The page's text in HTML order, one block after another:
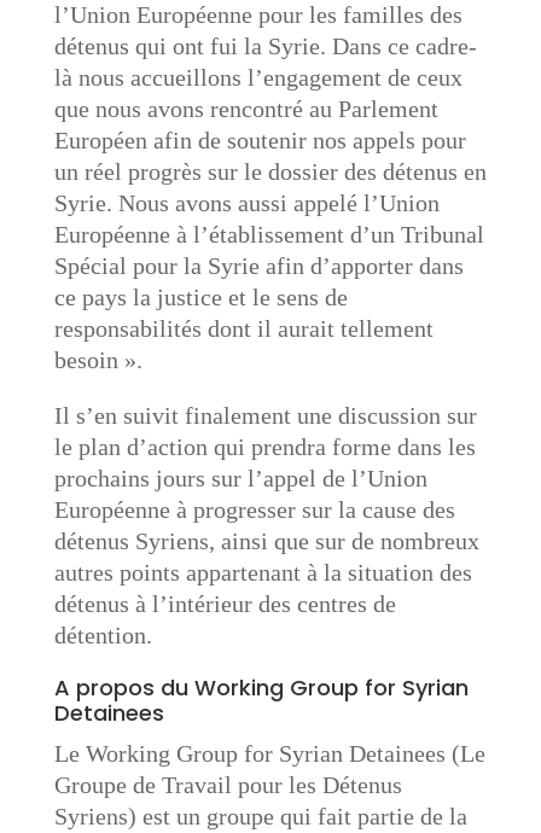
l’Union Européenne pour les familles des
détenus qui ont fui la Syrie. Dans ce cadre-
là nous accueillons l’engagement de ceux
que nous avons rencontré au Parlement
Européen afin de soutenir nos appels pour
un réel progrès sur le dossier des détenus en
Syrie. Nous avons aussi appelé l’Union
Européenne à l’établissement d’un Tribunal
Spécial pour la Syrie afin d’apporter dans
ce pays la justice et le sens de
responsabilités dont il aurait tellement
besoin ».
Il s’en suivit finalement une discussion sur
le plan d’action qui prendra forme dans les
prochains jours sur l’appel de l’Union
Européenne à progresser sur la cause des
détenus Syriens, ainsi que sur de nombreux
autres points appartenant à la situation des
détenus à l’intérieur des centres de
détention.
A propos du Working Group for Syrian
Detainees
Le Working Group for Syrian Detainees (Le
Groupe de Travail pour les Détenus
Syriens) est un groupe qui fait partie de la